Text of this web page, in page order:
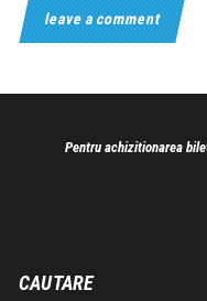
Pentru achizitionarea
CAUTARE